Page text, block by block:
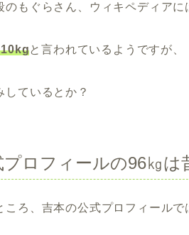
のもぐらさん、ウィキペディアに
と言われているようですが、
しているとか？
プロフィールの96㎏は
ころ、吉本の公式プロフィールで